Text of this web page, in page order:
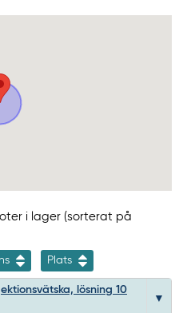
i lager (sorterat på
Plats
lösning 10